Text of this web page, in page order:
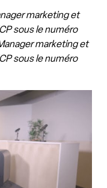
marketing et
sous le numéro
marketing et
sous le numéro
Marketing de la